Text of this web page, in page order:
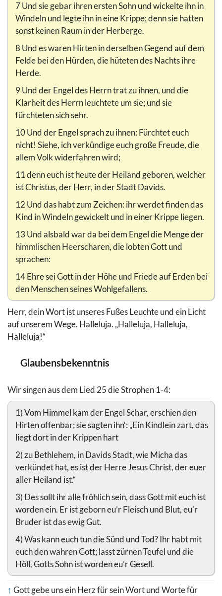
7 Und sie gebar ihren ersten Sohn und wickelte ihn in
Windeln und legte ihn in eine Krippe; denn sie hatten
sonst keinen Raum in der Herberge.
8 Und es waren Hirten in derselben Gegend auf dem
Felde bei den Hürden, die hüteten des Nachts ihre
Herde.
9 Und der Engel des Herrn trat zu ihnen, und die
Klarheit des Herrn leuchtete um sie; und sie
fürchteten sich sehr.
10 Und der Engel sprach zu ihnen: Fürchtet euch
nicht! Siehe, ich verkündige euch große Freude, die
allem Volk widerfahren wird;
11 denn euch ist heute der Heiland geboren, welcher
ist Christus, der Herr, in der Stadt Davids.
12 Und das habt zum Zeichen: ihr werdet finden das
Kind in Windeln gewickelt und in einer Krippe liegen.
13 Und alsbald war da bei dem Engel die Menge der
himmlischen Heerscharen, die lobten Gott und
sprachen:
14 Ehre sei Gott in der Höhe und Friede auf Erden bei
den Menschen seines Wohlgefallens.
Herr, dein Wort ist unseres Fußes Leuchte und ein Licht
auf unserem Wege. Halleluja. „Halleluja, Halleluja,
Halleluja!“
Glaubensbekenntnis
Wir singen aus dem Lied 25 die Strophen 1-4:
1) Vom Himmel kam der Engel Schar, erschien den
Hirten offenbar; sie sagten ihn‘: „Ein Kindlein zart, das
liegt dort in der Krippen hart
2) zu Bethlehem, in Davids Stadt, wie Micha das
verkündet hat, es ist der Herre Jesus Christ, der euer
aller Heiland ist.“
3) Des sollt ihr alle fröhlich sein, dass Gott mit euch ist
worden ein. Er ist geborn eu’r Fleisch und Blut, eu’r
Bruder ist das ewig Gut.
4) Was kann euch tun die Sünd und Tod? Ihr habt mit
euch den wahren Gott; lasst zürnen Teufel und die
Höll, Gotts Sohn ist worden eu’r Gesell.
↑ Gott gebe uns ein Herz für sein Wort und Worte für